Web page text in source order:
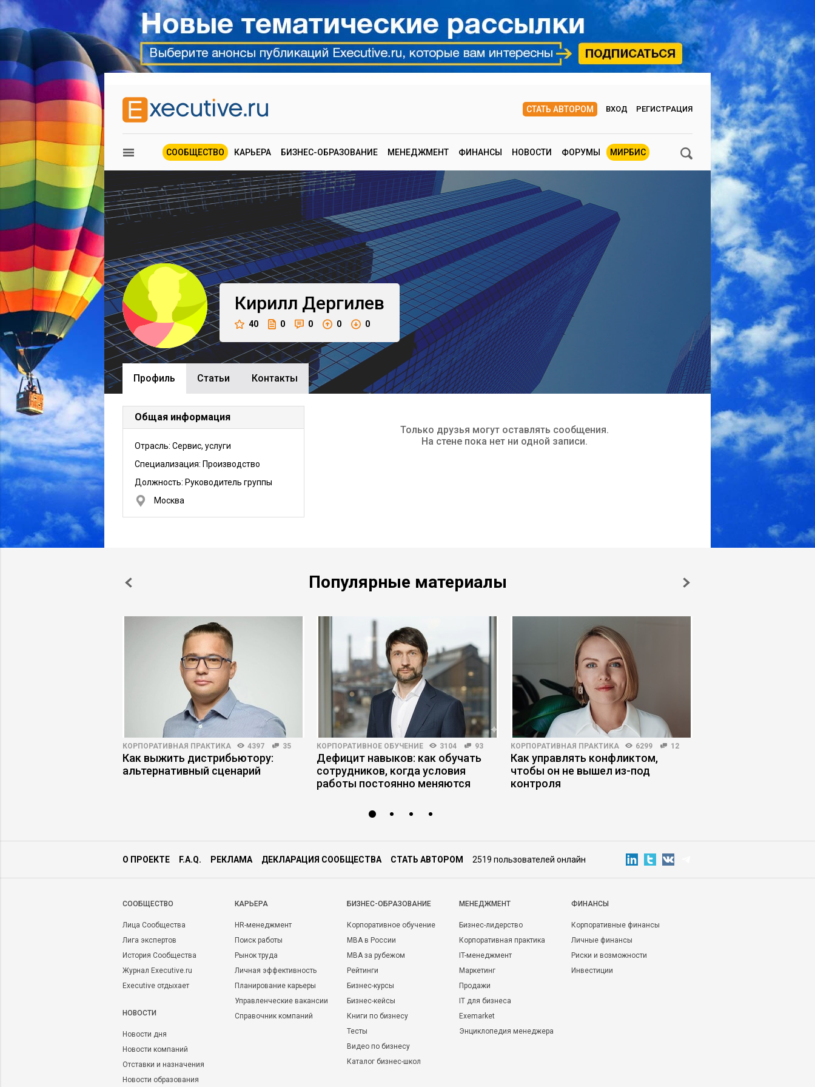
СТАТЬ АВТОРОМ ВХОД РЕГИСТРАЦИЯ
СООБЩЕСТВО КАРЬЕРА БИЗНЕС-ОБРАЗОВАНИЕ МЕНЕДЖМЕНТ ФИНАНСЫ НОВОСТИ ФОРУМЫ МИРБИС
Кирилл Дергилев
40 0 0 0 0
Профиль Cтатьи Контакты
Общая информация
Отрасль: Сервис, услуги
Специализация: Производство
Должность: Руководитель группы
Москва
Только друзья могут оставлять сообщения.
На стене пока нет ни одной записи.
Популярные материалы
КОРПОРАТИВНАЯ ПРАКТИКА 4397 35
Как выжить дистрибьютору:
альтернативный сценарий
КОРПОРАТИВНОЕ ОБУЧЕНИЕ 3104 93
Дефицит навыков: как обучать
сотрудников, когда условия
работы постоянно меняются
КОРПОРАТИВНАЯ ПРАКТИКА 6299 12
Как управлять конфликтом,
чтобы он не вышел из-под
контроля
О ПРОЕКТЕ F.A.Q. РЕКЛАМА ДЕКЛАРАЦИЯ СООБЩЕСТВА СТАТЬ АВТОРОМ 2519 пользователей онлайн
CООБЩЕСТВО
Лица Сообщества
Лига экспертов
История Сообщества
Журнал Executive.ru
Executive отдыхает
НОВОСТИ
Новости дня
Новости компаний
Отставки и назначения
Новости образования
КАРЬЕРА
HR-менеджмент
Поиск работы
Рынок труда
Личная эффективность
Планирование карьеры
Управленческие вакансии
Справочник компаний
БИЗНЕС-ОБРАЗОВАНИЕ
Корпоративное обучение
MBA в России
MBA за рубежом
Рейтинги
Бизнес-курсы
Бизнес-кейсы
Книги по бизнесу
Тесты
Видео по бизнесу
Каталог бизнес-школ
МЕНЕДЖМЕНТ
Бизнес-лидерство
Корпоративная практика
IT-менеджмент
Маркетинг
Продажи
IT для бизнеса
Exemarket
Энциклопедия менеджера
ФИНАНСЫ
Корпоративные финансы
Личные финансы
Риски и возможности
Инвестиции